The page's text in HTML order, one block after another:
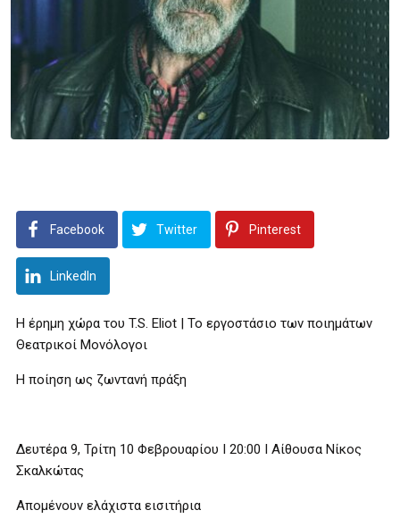
Facebook Twitter Pinterest
LinkedIn
Η έρημη χώρα του T.S. Eliot | Το εργοστάσιο των ποιημάτων
Θεατρικοί Μονόλογοι
Η ποίηση ως ζωντανή πράξη
Δευτέρα 9, Τρίτη 10 Φεβρουαρίου Ι 20:00 Ι Αίθουσα Νίκος
Σκαλκώτας
Απομένουν ελάχιστα εισιτήρια